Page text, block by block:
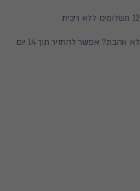
12 תשלומים ללא ריבית
לא אהבת? אפשר להחזיר תוך 14 יום